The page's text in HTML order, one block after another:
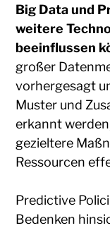
Big Data und
weitere
beeinflussen
großer
vorhergesagt
Muster und
erkannt
gezieltere
Ressourcen
Predictive
Bedenken